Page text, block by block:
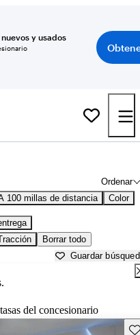
y usados
Ordenar
100 millas de distancia Color
Borrar todo
Guardar
del concesionario